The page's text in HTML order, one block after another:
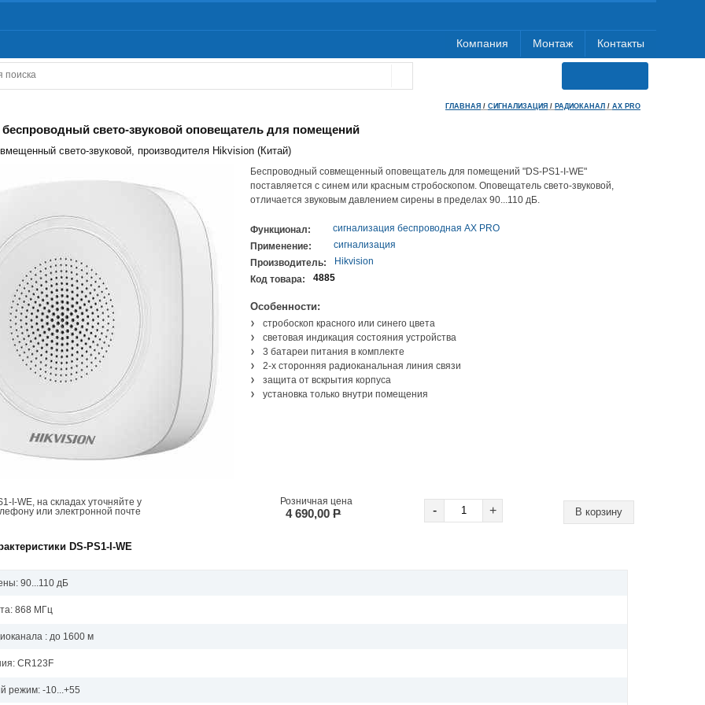
Контакты
Монтаж
Компания
ГЛАВНАЯ / СИГНАЛИЗАЦИЯ / РАДИОКАНАЛ / AX PRO
беспроводный свето-звуковой оповещатель для помещений
свето-звуковой, производителя Hikvision (Китай)
Беспроводный совмещенный оповещатель для помещений "DS-PS1-I-WE"
поставляется с синем или красным стробоскопом. Оповещатель свето-звуковой,
отличается звуковым давлением сирены в пределах 90...110 дБ.
Функционал:
сигнализация беспроводная AX PRO
Применение:
сигнализация
Производитель:
Hikvision
Код товара:
4885
Особенности:
стробоскоп красного или синего цвета
световая индикация состояния устройства
3 батареи питания в комплекте
2-х сторонняя радиоканальная линия связи
защита от вскрытия корпуса
установка только внутри помещения
I-WE, на складах уточняйте у
или электронной почте
Розничная цена
4 690,00P - +
DS-PS1-I-WE
90...110 дБ
868 МГц
: до 1600 м
CR123F
режим: -10...+55